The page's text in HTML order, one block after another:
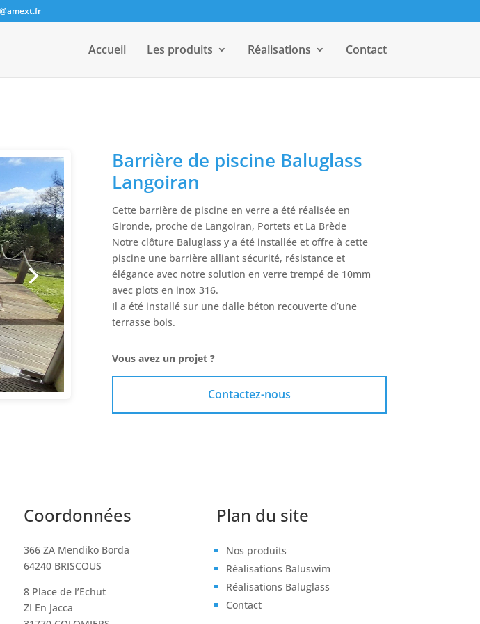
Accueil Les produits Réalisations Contact
Barrière de piscine Baluglass
Langoiran
Cette barrière de piscine en verre a été réalisée en
Gironde, proche de Langoiran, Portets et La Brède
Notre clôture Baluglass y a été installée et offre à cette
piscine une barrière alliant sécurité, résistance et
élégance avec notre solution en verre trempé de 10mm
avec plots en inox 316.
Il a été installé sur une dalle béton recouverte d’une
terrasse bois.
Vous avez un projet ?
Contactez-nous
Coordonnées
366 ZA Mendiko Borda
64240 BRISCOUS
8 Place de l’Echut
ZI En Jacca
Plan du site
Nos produits
Réalisations Baluswim
Réalisations Baluglass
Contact